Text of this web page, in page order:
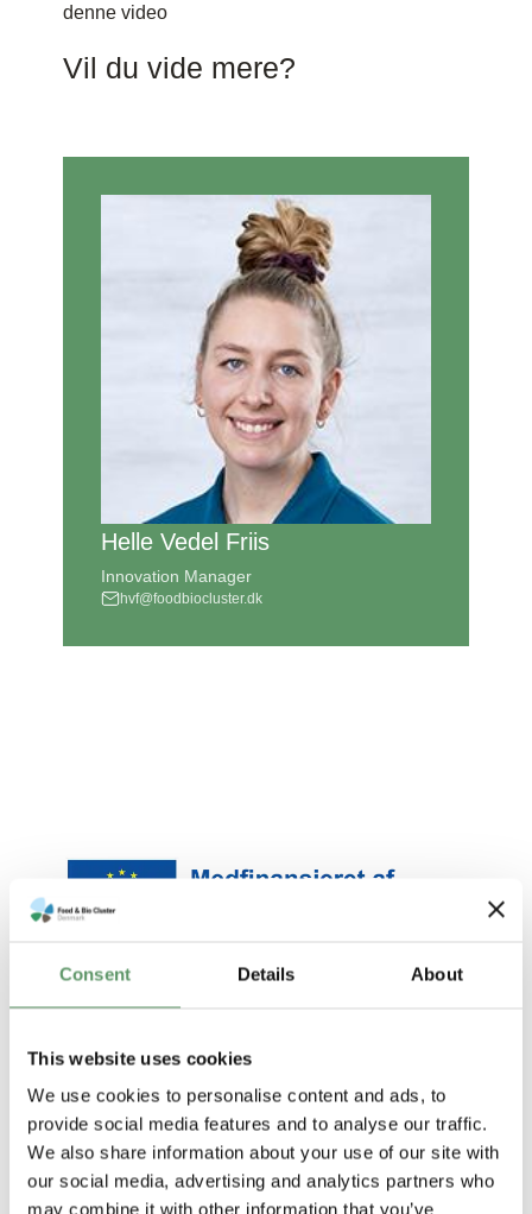
Consent Details About
This website uses cookies
We use cookies to personalise content and ads, to
provide social media features and to analyse our traffic.
We also share information about your use of our site with
our social media, advertising and analytics partners who
may combine it with other information that you’ve
denne video
Vil du vide mere?
Helle Vedel Friis
Innovation Manager
hvf@foodbiocluster.dk